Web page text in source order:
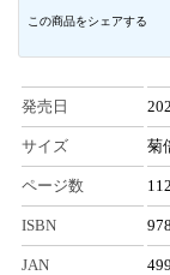
この商品をシェアする
発売日
サイズ 菊
ページ数
ISBN
JAN